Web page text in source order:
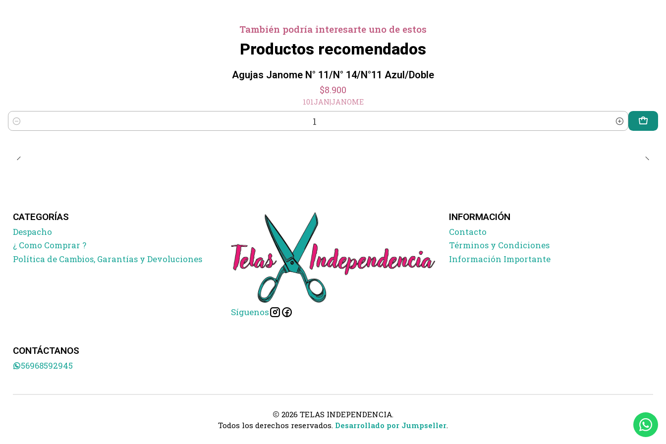
También podría interesarte uno de estos
Productos recomendados
Agujas Janome N° 11/N° 14/N°11 Azul/Doble
$8.900
101JAN|JANOME
Cantidad
CATEGORÍAS
Despacho
¿ Como Comprar ?
Política de Cambios, Garantías y Devoluciones
Síguenos
INFORMACIÓN
Contacto
Términos y Condiciones
Información Importante
CONTÁCTANOS
56968592945
2026 TELAS INDEPENDENCIA.
Todos los derechos reservados. Desarrollado por Jumpseller.